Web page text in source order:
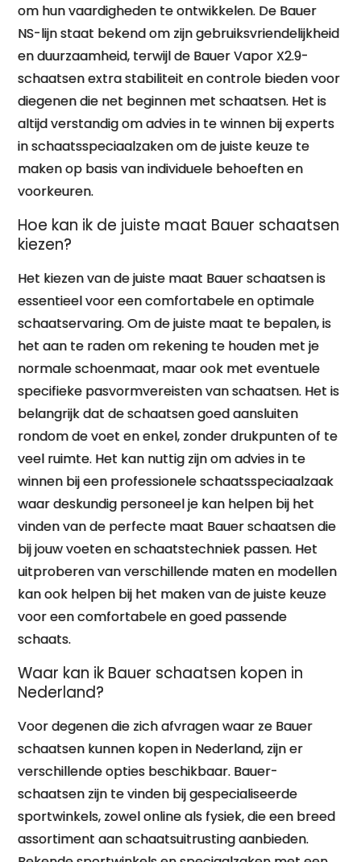
om hun vaardigheden te ontwikkelen. De Bauer
NS-lijn staat bekend om zijn gebruiksvriendelijkheid
en duurzaamheid, terwijl de Bauer Vapor X2.9-
schaatsen extra stabiliteit en controle bieden voor
diegenen die net beginnen met schaatsen. Het is
altijd verstandig om advies in te winnen bij experts
in schaatsspeciaalzaken om de juiste keuze te
maken op basis van individuele behoeften en
voorkeuren.
Hoe kan ik de juiste maat Bauer schaatsen
kiezen?
Het kiezen van de juiste maat Bauer schaatsen is
essentieel voor een comfortabele en optimale
schaatservaring. Om de juiste maat te bepalen, is
het aan te raden om rekening te houden met je
normale schoenmaat, maar ook met eventuele
specifieke pasvormvereisten van schaatsen. Het is
belangrijk dat de schaatsen goed aansluiten
rondom de voet en enkel, zonder drukpunten of te
veel ruimte. Het kan nuttig zijn om advies in te
winnen bij een professionele schaatsspeciaalzaak
waar deskundig personeel je kan helpen bij het
vinden van de perfecte maat Bauer schaatsen die
bij jouw voeten en schaatstechniek passen. Het
uitproberen van verschillende maten en modellen
kan ook helpen bij het maken van de juiste keuze
voor een comfortabele en goed passende
schaats.
Waar kan ik Bauer schaatsen kopen in
Nederland?
Voor degenen die zich afvragen waar ze Bauer
schaatsen kunnen kopen in Nederland, zijn er
verschillende opties beschikbaar. Bauer-
schaatsen zijn te vinden bij gespecialiseerde
sportwinkels, zowel online als fysiek, die een breed
assortiment aan schaatsuitrusting aanbieden.